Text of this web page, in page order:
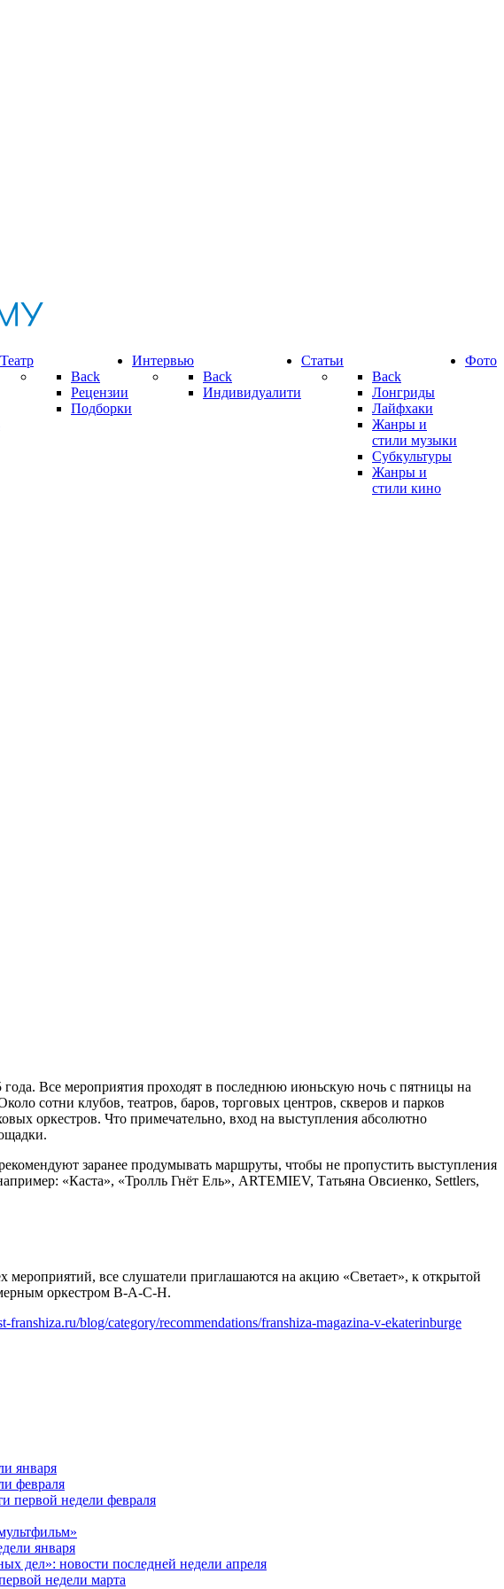
Театр
Back
Рецензии
Подборки
Фото
Интервью
Back
Индивидуалити
Статьи
Back
Лонгриды
Лайфхаки
Жанры и
стили музыки
Субкультуры
Жанры и
стили кино
Все мероприятия проходят в последнюю июньскую ночь с пятницы на
сотни клубов, театров, баров, торговых центров, скверов и парков
оркестров. Что примечательно, вход на выступления абсолютно
заранее продумывать маршруты, чтобы не пропустить выступления
«Каста», «Тролль Гнёт Ель», ARTEMIEV, Татьяна Овсиенко, Settlers,
мероприятий, все слушатели приглашаются на акцию «Светает», к открытой
оркестром B-A-C-H.
franshiza.ru/blog/category/recommendations/franshiza-magazina-v-ekaterinburge
января
февраля
первой недели февраля
января
дел»: новости последней недели апреля
недели марта